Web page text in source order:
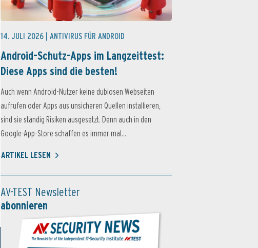
14. JULI 2026 | ANTIVIRUS FÜR ANDROID
Android-Schutz-Apps im Langzeittest:
Diese Apps sind die besten!
Auch wenn Android-Nutzer keine dubiosen Webseiten
aufrufen oder Apps aus unsicheren Quellen installieren,
sind sie ständig Risiken ausgesetzt. Denn auch in den
Google-App-Store schaffen es immer mal...
ARTIKEL LESEN
AV-TEST Newsletter
abonnieren